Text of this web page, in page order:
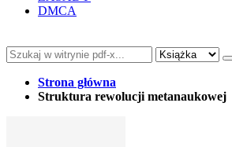
DMCA
Strona główna
Struktura rewolucji metanaukowej